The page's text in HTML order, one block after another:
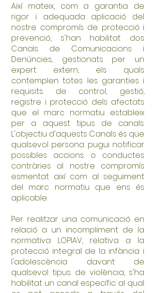
Així mateix, com a garantia de
rigor i adequada aplicació del
nostre compromís de protecció i
prevenció, s'han habilitat dos
Canals de Comunicacions i
Denúncies, gestionats per un
expert extern, els quals
contemplen totes les garanties i
requisits de control, gestió,
registre i protecció dels afectats
que el marc normatiu estableix
per a aquest tipus de canals.
L'objectiu d'aquests Canals és que
qualsevol persona pugui notificar
possibles accions o conductes
contràries al nostre compromís
esmentat així com al seguiment
del marc normatiu que ens és
aplicable.
Per realitzar una comunicació en
relació a un incompliment de la
normativa LOPIAV, relativa a la
protecció integral de la infància i
l'adolescència davant de
qualsevol tipus de violència, s'ha
habilitat un canal específic al qual